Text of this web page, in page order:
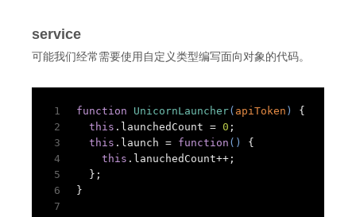
service
可能我们经常需要使用自定义类型编写面向对象的代码。
1
2
3
4
5
6
7
function UnicornLauncher( apiToken ) {
this .launchedCount = 0 ;
this .launch = function ( ) {
this .lanuchedCount++;
  };
}